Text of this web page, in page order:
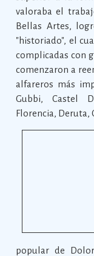
valoraba el
Bellas Artes,
"historiado", el
complicadas con
comenzaron a
alfareros más
Gubbi, Castel
Florencia, Deruta,
popular de